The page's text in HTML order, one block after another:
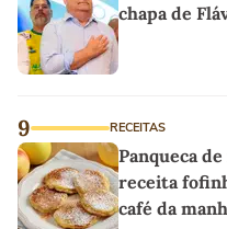
chapa de
9 RECEITAS
Panqueca
receita
café da